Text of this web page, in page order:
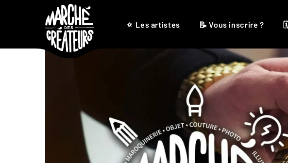
🔅 Les artistes 📝 Vous inscrire ?